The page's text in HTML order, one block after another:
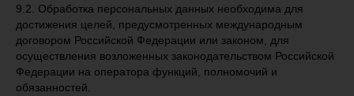
9.2. Обработка персональных данных необходима для
достижения целей, предусмотренных международным
договором Российской Федерации или законом, для
осуществления возложенных законодательством Российской
Федерации на оператора функций, полномочий и
обязанностей.